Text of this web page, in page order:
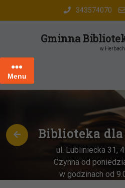
343574070
Gminna
w Herbach
Menu
Biblioteka dla
ul. Lubliniecka 31,
Czynna od
w godzinach od